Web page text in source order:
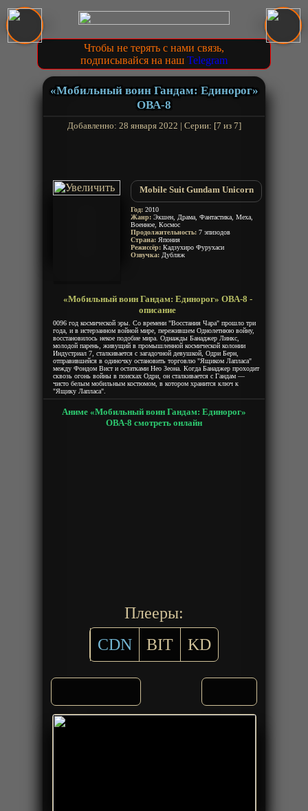
Чтобы не терять с нами связь,
подписывайся на наш Telegram
«Мобильный воин Гандам: Единорог»
ОВА-8
Добавленно: 28 января 2022 | Серии: [7 из 7]
Mobile Suit Gundam Unicorn
Год: 2010
Жанр: Экшен, Драма, Фантастика, Меха,
Военное, Космос
Продолжительность: 7 эпизодов
Страна: Япония
Режиссёр: Кадзухиро Фурухаси
Озвучка: Дубляж
«Мобильный воин Гандам: Единорог» ОВА-8 -
описание
0096 год космической эры. Со времени "Восстания Чара" прошло три
года, и в истерзанном войной мире, пережившем Однолетнюю войну,
восстановилось некое подобие мира. Однажды Банаджер Линкс,
молодой парень, живущий в промышленной космической колонии
Индустриал 7, сталкивается с загадочной девушкой, Одри Берн,
отправившейся в одиночку остановить торговлю "Ящиком Лапласа"
между Фондом Вист и остатками Нео Зеона. Когда Банаджер проходит
сквозь огонь войны в поисках Одри, он сталкивается с Гандам —
чисто белым мобильным костюмом, в котором хранится ключ к
"Ящику Лапласа".
Аниме «Мобильный воин Гандам: Единорог»
ОВА-8 смотреть онлайн
Плееры:
CDN
BIT KD